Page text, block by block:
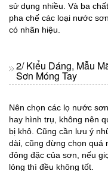
sử dụng nhiều. Và ba
pha chế các loại nước
có nhãn hiệu.
2/ Kiểu Dáng, Mẫu
Sơn Móng Tay
Nên chọn các lọ nước
hay hình trụ, không nên
bị khô. Cũng cần lưu ý
dài, cũng đừng chọn quá
đông đặc của sơn, nếu
lỏng thì đều không tốt.